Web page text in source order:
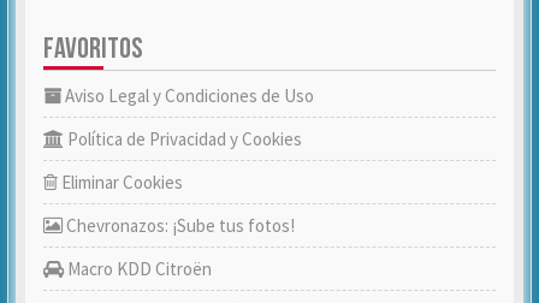
FAVORITOS
Aviso Legal y Condiciones de Uso
Política de Privacidad y Cookies
Eliminar Cookies
Chevronazos: ¡Sube tus fotos!
Macro KDD Citroën